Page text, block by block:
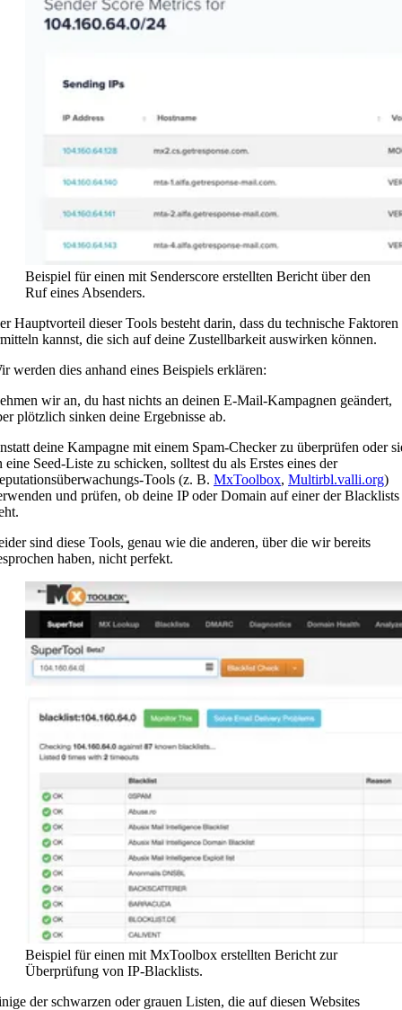
Beispiel für einen mit Senderscore erstellten Bericht über den
Ruf eines Absenders.
Hauptvorteil dieser Tools besteht darin, dass du technische Faktoren
kannst, die sich auf deine Zustellbarkeit auswirken können.
werden dies anhand eines Beispiels erklären:
wir an, du hast nichts an deinen E-Mail-Kampagnen geändert,
plötzlich sinken deine Ergebnisse ab.
deine Kampagne mit einem Spam-Checker zu überprüfen oder
eine Seed-Liste zu schicken, solltest du als Erstes eines der
Tools (z. B. MxToolbox, Multirbl.valli.org)
und prüfen, ob deine IP oder Domain auf einer der Blacklists
sind diese Tools, genau wie die anderen, über die wir bereits
haben, nicht perfekt.
Beispiel für einen mit MxToolbox erstellten Bericht zur
Überprüfung von IP-Blacklists.
der schwarzen oder grauen Listen, die auf diesen Websites